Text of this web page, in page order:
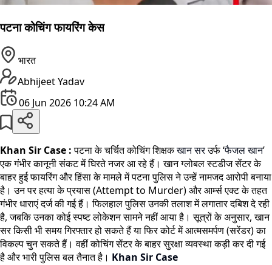
पटना कोचिंग फायरिंग केस
भारत
Abhijeet Yadav
06 Jun 2026 10:24 AM
Khan Sir Case :पटना के चर्चित कोचिंग शिक्षकखान सरउर्फ ‘फैजल खान’
एक गंभीर कानूनी संकट में घिरते नजर आ रहे हैं। खान ग्लोबल स्टडीज सेंटर के
बाहर हुई फायरिंग और हिंसा के मामले में पटना पुलिस ने उन्हें नामजद आरोपी बनाया
है। उन पर हत्या के प्रयास (Attempt to Murder) और आर्म्स एक्ट के तहत
गंभीर धाराएं दर्ज की गई हैं। फिलहाल पुलिस उनकी तलाश में लगातार दबिश दे रही
है, जबकि उनका कोई स्पष्ट लोकेशन सामने नहीं आया है। सूत्रों के अनुसार, खान
सर किसी भी समय गिरफ्तार हो सकते हैं या फिर कोर्ट में आत्मसमर्पण (सरेंडर) का
विकल्प चुन सकते हैं। वहीं कोचिंग सेंटर के बाहर सुरक्षा व्यवस्था कड़ी कर दी गई
है और भारी पुलिस बल तैनात है। Khan Sir Case